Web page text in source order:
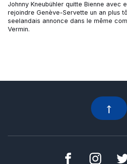
Johnny Kneubühler quitte Bienne avec
rejoindre Genève-Servette un an plus
seelandais annonce dans le même
Vermin.